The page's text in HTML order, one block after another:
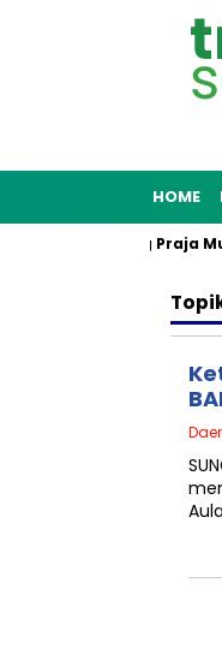
HOME
Pamong Praja